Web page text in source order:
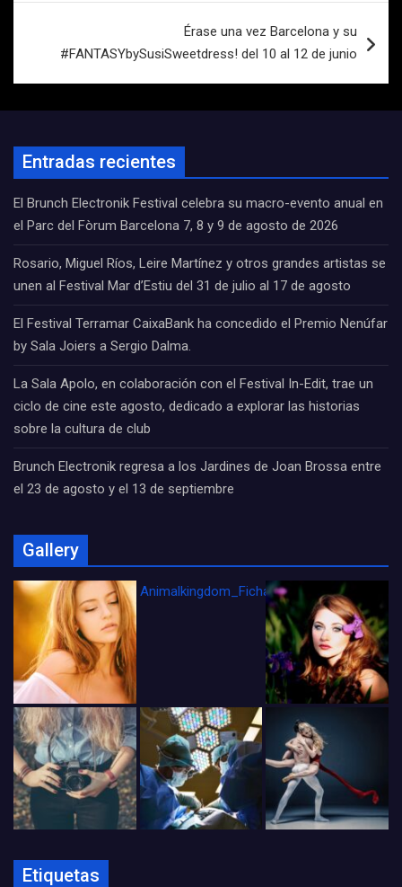
Érase una vez Barcelona y su
#FANTASYbySusiSweetdress! del 10 al 12 de junio
Entradas recientes
El Brunch Electronik Festival celebra su macro-evento anual en
el Parc del Fòrum Barcelona 7, 8 y 9 de agosto de 2026
Rosario, Miguel Ríos, Leire Martínez y otros grandes artistas se
unen al Festival Mar d’Estiu del 31 de julio al 17 de agosto
El Festival Terramar CaixaBank ha concedido el Premio Nenúfar
by Sala Joiers a Sergio Dalma.
La Sala Apolo, en colaboración con el Festival In-Edit, trae un
ciclo de cine este agosto, dedicado a explorar las historias
sobre la cultura de club
Brunch Electronik regresa a los Jardines de Joan Brossa entre
el 23 de agosto y el 13 de septiembre
Gallery
Animalkingdom_FichaCine
Etiquetas